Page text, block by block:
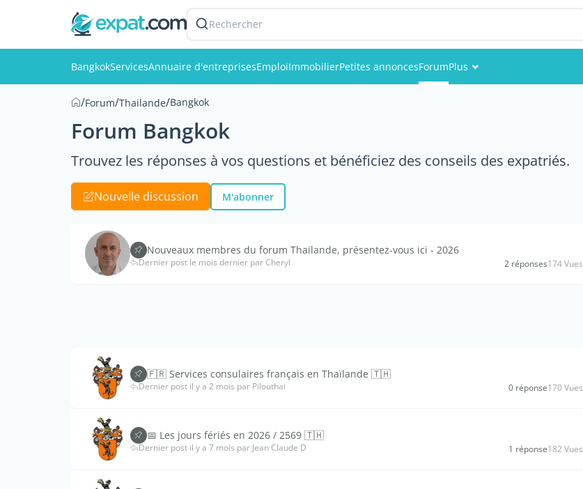
Rechercher
BangkokServicesAnnuaire d'entreprisesEmploiImmobilierPetites annoncesForumPlus
Photos
/Forum/Thailande/Bangkok
Forum Bangkok
Trouvez les réponses à vos questions et bénéficiez des conseils des expatriés.
Nouvelle discussion M'abonner
Nouveaux membres du forum Thailande, présentez-vous ici - 2026
Dernier post le mois dernier par Cheryl 2 réponses174 Vues
🇫🇷 Services consulaires français en Thaïlande 🇹🇭
Dernier post il y a 2 mois par Pilouthai 0 réponse170 Vues
📅 Les jours fériés en 2026 / 2569 🇹🇭
Dernier post il y a 7 mois par Jean Claude D 1 réponse182 Vues